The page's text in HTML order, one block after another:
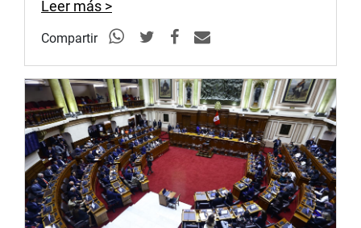
Leer más >
Compartir